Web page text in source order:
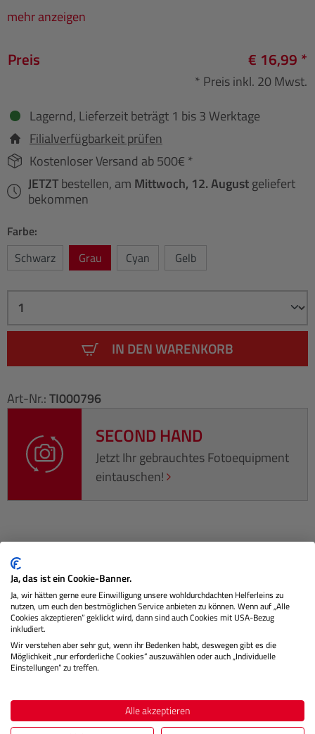
mehr anzeigen
Preis € 16,99 *
* Preis inkl. 20 Mwst.
Lagernd, Lieferzeit beträgt 1 bis 3 Werktage
Filialverfügbarkeit prüfen
Kostenloser Versand ab 500€ *
JETZTbestellen, am Mittwoch, 12. Augustgeliefert
bekommen
Farbe:
Schwarz
Grau Cyan Gelb
IN DEN WARENKORB
Art-Nr.:TI000796
SECOND HAND
Jetzt Ihr gebrauchtes Fotoequipment
eintauschen!
Herstellerinformationen
Bewertungen
Ja, das ist ein Cookie-Banner.
Ja, wir hätten gerne eure Einwilligung unsere wohldurchdachten Helferleins zu
nutzen, um euch den bestmöglichen Service anbieten zu können. Wenn auf „Alle
Cookies akzeptieren“ geklickt wird, dann sind auch Cookies mit USA-Bezug
inkludiert.
Wir verstehen aber sehr gut, wenn ihr Bedenken habt, deswegen gibt es die
Möglichkeit „nur erforderliche Cookies“ auszuwählen oder auch „Individuelle
Einstellungen“ zu treffen.
Alle akzeptieren